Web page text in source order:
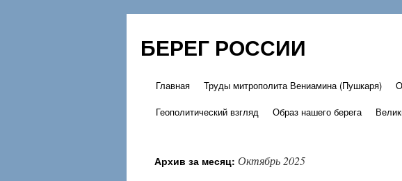
БЕРЕГ РОССИИ
Перейти
Главная Труды митрополита Вениамина (Пушкаря)
Геополитический взгляд
Образ нашего берега
Архив за месяц: Октябрь 2025